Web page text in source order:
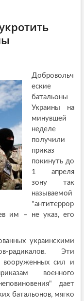
Добровольч
еские
батальоны
Украины на
минувшей
неделе
получили
приказ
покинуть до
1 апреля
зону так
называемой
"антитеррор
им – не указ, его
украинскими
радикалов. Эти
вооруженных сил и
военного
дает
батальонов, мягко